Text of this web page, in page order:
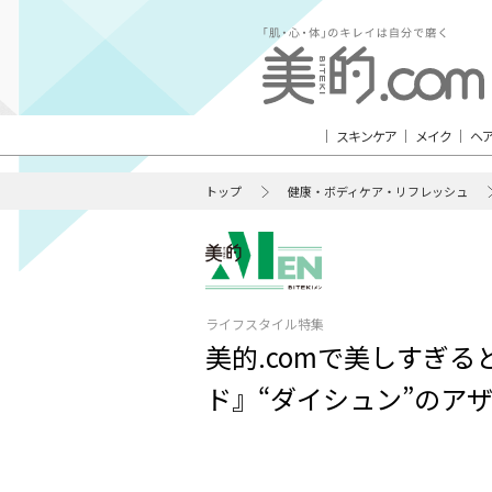
スキンケア メイク ヘ
トップ 健康・ボディケア・リフレッシュ
ライフスタイル特集
美的.comで美しすぎる
ド』“ダイシュン”のア